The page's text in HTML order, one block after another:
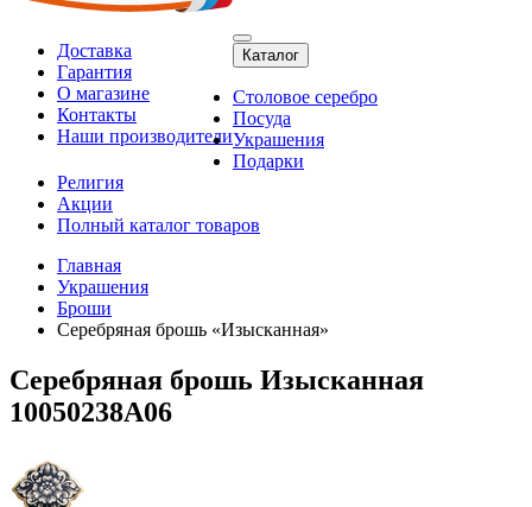
Доставка
Гарантия
О магазине
Контакты
Наши производители
Каталог
Столовое серебро
Посуда
Украшения
Подарки
Религия
Акции
Полный каталог товаров
Главная
Украшения
Броши
Серебряная брошь «Изысканная»
Серебряная брошь Изысканная
10050238А06